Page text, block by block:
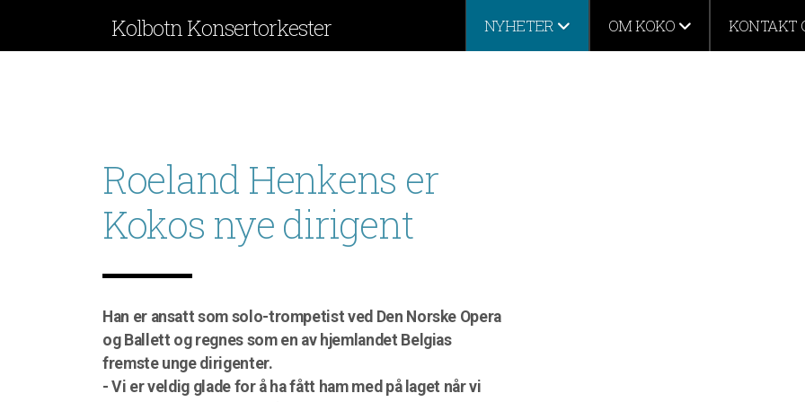
Kolbotn Konsertorkester NYHETER OM KOKO KONTAKT
Roeland Henkens er
Kokos nye dirigent
Han er ansatt som solo-trompetist ved Den Norske Opera
og Ballett og regnes som en av hjemlandet Belgias
fremste unge dirigenter.
- Vi er veldig glade for å ha fått ham med på laget når vi